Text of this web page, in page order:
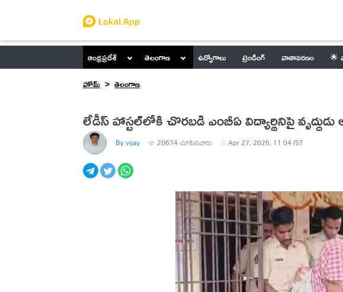
ఆంధ్రప్రదేశ్ తెలంగాణ ఉద్యోగాలు ట్రెండింగ్ వాతావరణం 🌟
హోమ్
తెలంగాణ
లేడీస్‌ హాస్టల్‌లోకి చొరబడి ఎంబీఏ విద్యార్థినిపై
By vijay 20674చూసినవారు Apr 27, 2026, 11:04 IST